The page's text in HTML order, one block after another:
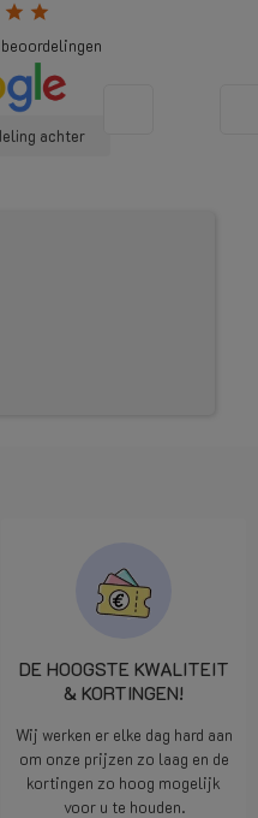
star star
beoordelingen
achter
DE HOOGSTE KWALITEIT
& KORTINGEN!
Wij werken er elke dag hard aan
om onze prijzen zo laag en de
kortingen zo hoog mogelijk
voor u te houden.